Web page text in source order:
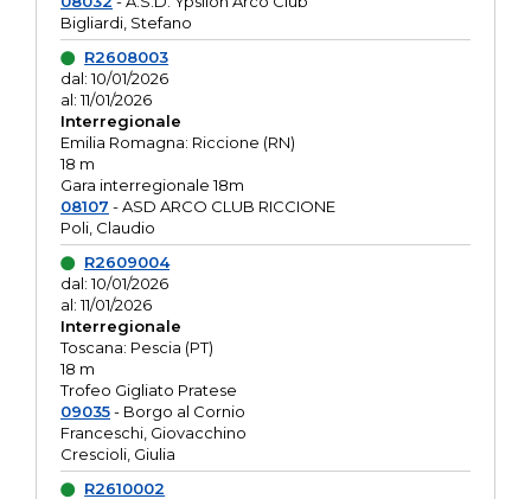
Bigliardi, Stefano
R2608003
dal: 10/01/2026
al: 11/01/2026
Interregionale
Emilia Romagna: Riccione (RN)
18 m
Gara interregionale 18m
08107 - ASD ARCO CLUB RICCIONE
Poli, Claudio
R2609004
dal: 10/01/2026
al: 11/01/2026
Interregionale
Toscana: Pescia (PT)
18 m
Trofeo Gigliato Pratese
09035- Borgo al Cornio
Franceschi, Giovacchino
Crescioli, Giulia
R2610002